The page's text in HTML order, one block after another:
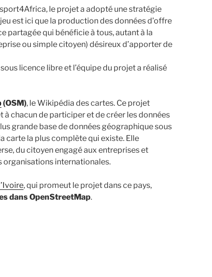
le projet a adopté une stratégie
est ici que la production des données d’offre
partagée qui bénéficie à tous, autant à la
ou simple citoyen) désireux d’apporter de
licence libre et l’équipe du projet a réalisé
(OSM), le Wikipédia des cartes. Ce projet
chacun de participer et de créer les données
grande base de données géographique sous
carte la plus complète qui existe. Elle
du citoyen engagé aux entreprises et
organisations internationales.
, qui promeut le projet dans ce pays,
dans OpenStreetMap.